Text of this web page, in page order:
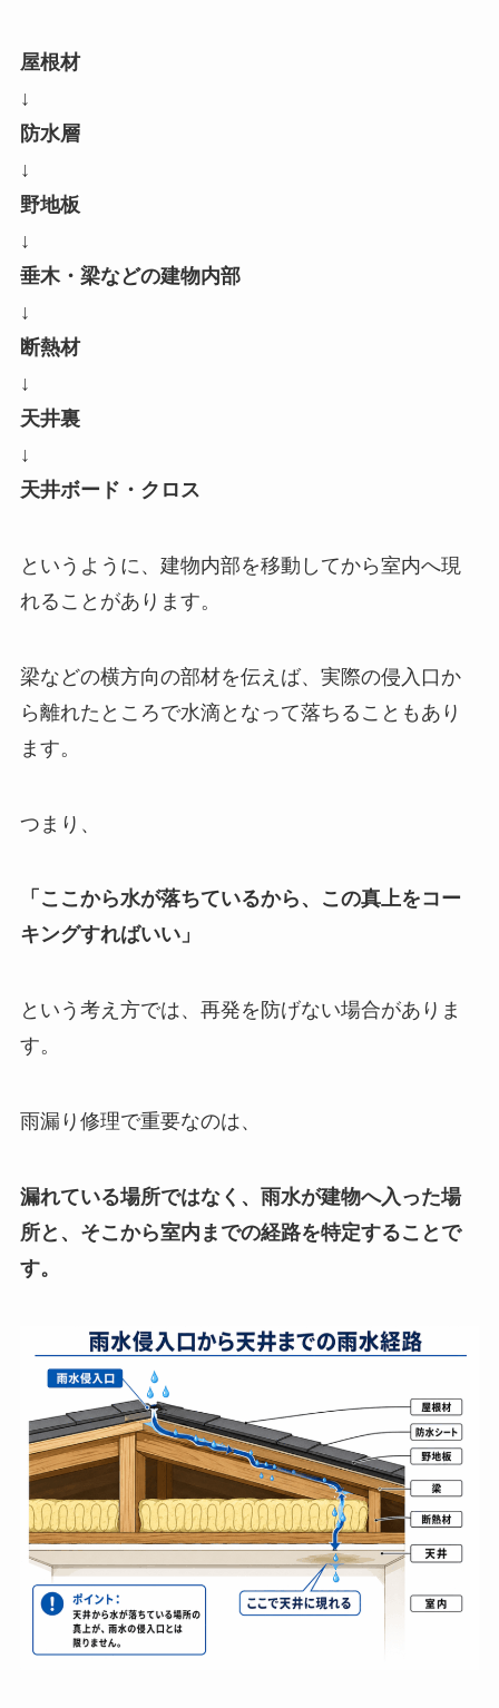
屋根材
↓
防水層
↓
野地板
↓
垂木・梁などの建物内部
↓
断熱材
↓
天井裏
↓
天井ボード・クロス
というように、建物内部を移動してから室内へ現
れることがあります。
梁などの横方向の部材を伝えば、実際の侵入口か
ら離れたところで水滴となって落ちることもあり
ます。
つまり、
「ここから水が落ちているから、この真上をコー
キングすればいい」
という考え方では、再発を防げない場合がありま
す。
雨漏り修理で重要なのは、
漏れている場所ではなく、雨水が建物へ入った場
所と、そこから室内までの経路を特定することで
す。